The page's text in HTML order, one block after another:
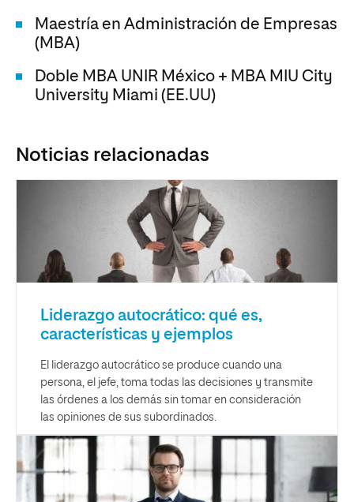
Maestría en Administración de Empresas
(MBA)
Doble MBA UNIR México + MBA MIU City
University Miami (EE.UU)
Noticias relacionadas
Liderazgo autocrático: qué es,
características y ejemplos
El liderazgo autocrático se produce cuando una
persona, el jefe, toma todas las decisiones y transmite
las órdenes a los demás sin tomar en consideración
las opiniones de sus subordinados.